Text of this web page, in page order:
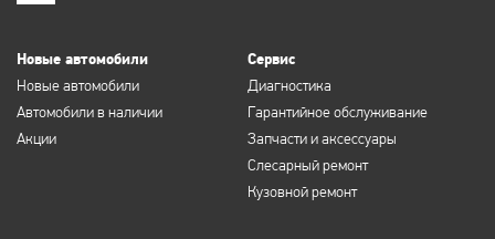
Новые автомобили
Новые автомобили
Автомобили в наличии
Акции
Сервис
Диагностика
Гарантийное обслуживание
Запчасти и аксессуары
Слесарный ремонт
Кузовной ремонт